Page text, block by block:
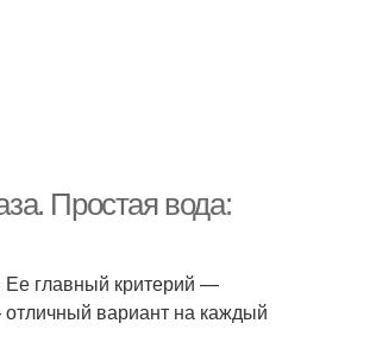
Простая вода:
Ее главный критерий —
отличный вариант на каждый